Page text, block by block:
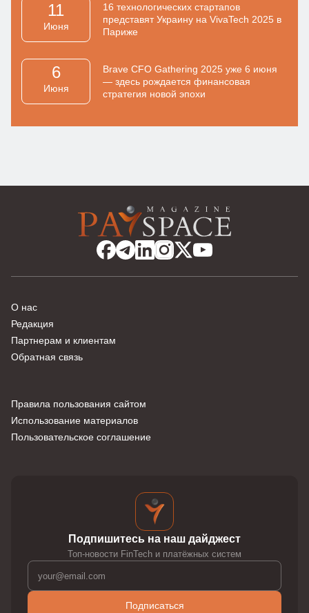
11
Июня
16 технологических стартапов
представят Украину на VivaTech 2025 в
Париже
6
Июня
Brave CFO Gathering 2025 уже 6 июня
— здесь рождается финансовая
стратегия новой эпохи
О нас
Редакция
Партнерам и клиентам
Обратная связь
Правила пользования сайтом
Использование материалов
Пользовательское соглашение
Подпишитесь на наш дайджест
Топ-новости FinTech и платёжных систем
Подписаться